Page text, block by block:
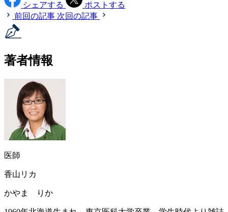
シェアする
ポストする
前回の記事 次回の記事
著者情報
医師
香山リカ
かやま りか